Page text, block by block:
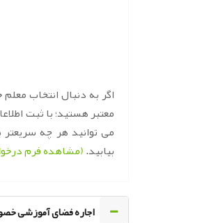
اگر به دنبال انتخاب
معتبر هستید؛ با ثبت
می توانید هر چه
بیابید.(مشاهده فرم
اجاره فضای آموزشی